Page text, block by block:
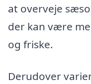
at overveje
der kan være
og friske.
Derudover